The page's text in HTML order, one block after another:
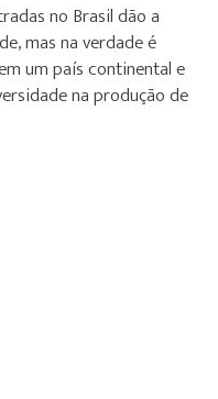
no Brasil dão a
mas na verdade é
um país continental e
na produção de